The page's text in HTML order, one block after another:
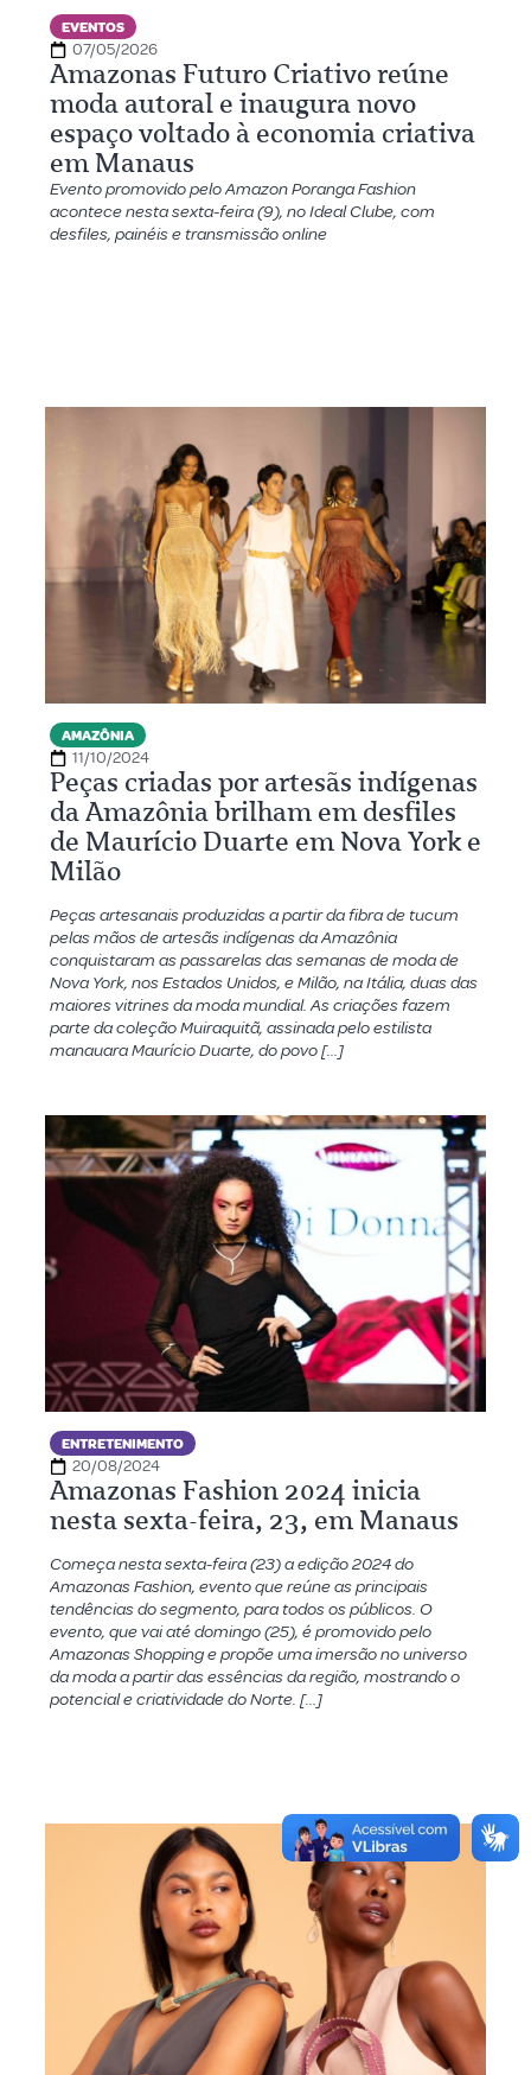
EVENTOS
07/05/2026
Amazonas Futuro Criativo reúne
moda autoral e inaugura novo
espaço voltado à economia criativa
em Manaus
Evento promovido pelo Amazon Poranga Fashion
acontece nesta sexta-feira (9), no Ideal Clube, com
desfiles, painéis e transmissão online
AMAZÔNIA
11/10/2024
Peças criadas por artesãs indígenas
da Amazônia brilham em desfiles
de Maurício Duarte em Nova York e
Milão
Peças artesanais produzidas a partir da fibra de tucum
pelas mãos de artesãs indígenas da Amazônia
conquistaram as passarelas das semanas de moda de
Nova York, nos Estados Unidos, e Milão, na Itália, duas das
maiores vitrines da moda mundial. As criações fazem
parte da coleção Muiraquitã, assinada pelo estilista
manauara Maurício Duarte, do povo […]
ENTRETENIMENTO
20/08/2024
Amazonas Fashion 2024 inicia
nesta sexta-feira, 23, em Manaus
Começa nesta sexta-feira (23) a edição 2024 do
Amazonas Fashion, evento que reúne as principais
tendências do segmento, para todos os públicos. O
evento, que vai até domingo (25), é promovido pelo
Amazonas Shopping e propõe uma imersão no universo
da moda a partir das essências da região, mostrando o
potencial e criatividade do Norte. […]